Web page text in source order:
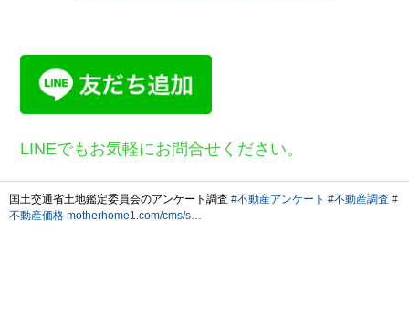
LINEでもお気軽にお問合せください。